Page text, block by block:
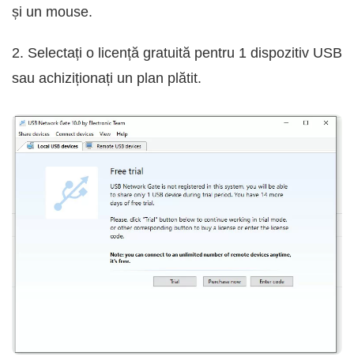
și un mouse.
2. Selectați o licență gratuită pentru 1 dispozitiv USB
sau achiziționați un plan plătit.